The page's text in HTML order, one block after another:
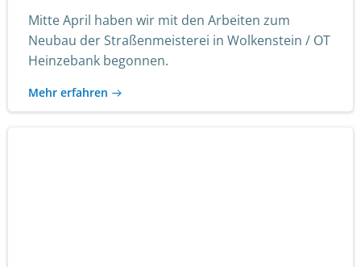
Mitte April haben wir mit den Arbeiten zum
Neubau der Straßenmeisterei in Wolkenstein / OT
Heinzebank begonnen.
Mehr erfahren